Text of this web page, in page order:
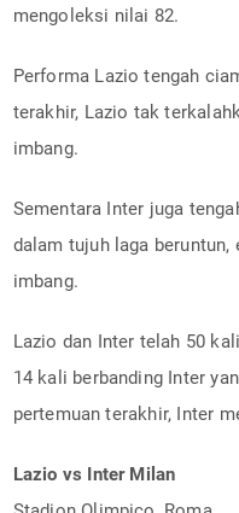
mengoleksi nilai 82.
Performa Lazio tengah
terakhir, Lazio tak
imbang.
Sementara Inter juga
dalam tujuh laga
imbang.
Lazio dan Inter telah 50
14 kali berbanding Inter
pertemuan terakhir, Inter
Lazio vs Inter Milan